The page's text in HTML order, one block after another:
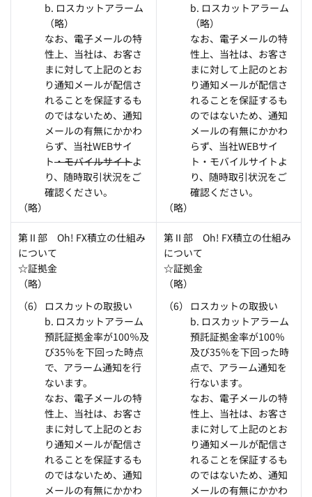
b. ロスカットアラーム
（略）
なお、電子メールの特
性上、当社は、お客さ
まに対して上記のとお
り通知メールが配信さ
れることを保証するも
のではないため、通知
メールの有無にかかわ
らず、当社WEBサイ
ト・モバイルサイトよ
り、随時取引状況をご
確認ください。
（略）
b. ロスカットアラーム
（略）
なお、電子メールの特
性上、当社は、お客さ
まに対して上記のとお
り通知メールが配信さ
れることを保証するも
のではないため、通知
メールの有無にかかわ
らず、当社WEBサイ
ト・モバイルサイトよ
り、随時取引状況をご
確認ください。
（略）
第Ⅱ部 Oh! FX積立の仕組み
について
☆証拠金
（略）
ロスカットの取扱い
b. ロスカットアラーム
預託証拠金率が100％及
び35％を下回った時点
で、アラーム通知を行
ないます。
なお、電子メールの特
性上、当社は、お客さ
まに対して上記のとお
り通知メールが配信さ
れることを保証するも
のではないため、通知
メールの有無にかかわ
第Ⅱ部 Oh! FX積立の仕組み
について
☆証拠金
（略）
ロスカットの取扱い
b. ロスカットアラーム
預託証拠金率が100％
及び35％を下回った時
点で、アラーム通知を
行ないます。
なお、電子メールの特
性上、当社は、お客さ
まに対して上記のとお
り通知メールが配信さ
れることを保証するも
のではないため、通知
メールの有無にかかわ